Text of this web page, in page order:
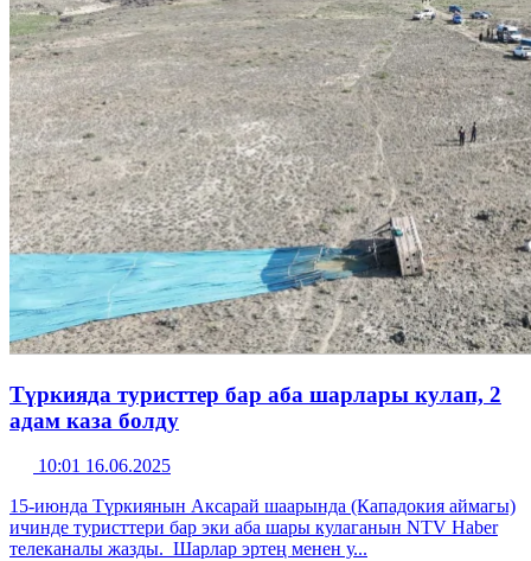
Түркияда туристтер бар аба шарлары кулап, 2
адам каза болду
10:01 16.06.2025
15-июнда Түркиянын Аксарай шаарында (Кападокия аймагы)
ичинде туристтери бар эки аба шары кулаганын NTV Haber
телеканалы жазды. Шарлар эртең менен у...